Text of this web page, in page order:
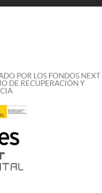
POR LOS FONDOS NEXT
DE RECUPERACIÓN Y